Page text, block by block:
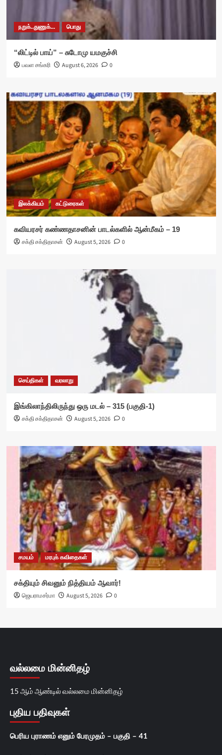
நறுக்..துணுக்... பொது
“லிட்டில் பாய்” – சுடோமு யமகுச்சி
பவள சங்கரி
August 6, 2026 0
இலக்கியம் கட்டுரைகள்
கவியரசர் கண்ணதாசனின் பாடல்களில் ஆன்மீகம் – 19
சக்தி சக்திதாசன்
August 5, 2026 0
செய்திகள் வரலாறு
இங்கிலாந்திலிருந்து ஒரு மடல் – 315 (பகுதி-1)
சக்தி சக்திதாசன்
August 5, 2026 0
சமயம் மரபுக் கவிதைகள்
சக்தியும் சிவனும் நித்தியம் ஆவார்!
ஜெயராமசர்மா
August 5, 2026 0
வல்லமை மின்னிதழ்
15 ஆம் ஆண்டில் வல்லமை மின்னிதழ்
புதிய பதிவுகள்
பெரிய புராணம் எனும் பேரமுதம் – பகுதி – 41